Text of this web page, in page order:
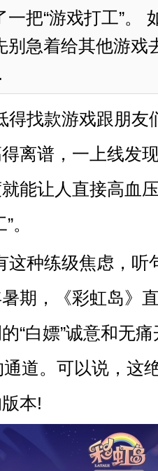
把“游戏打工”。
别急着给其他游戏
得找款游戏跟朋友
离谱，一上线发
能让人直接高血
。
这种练级焦虑，听
期，《彩虹岛》
“白嫖”诚意和无
道。可以说，这
本!